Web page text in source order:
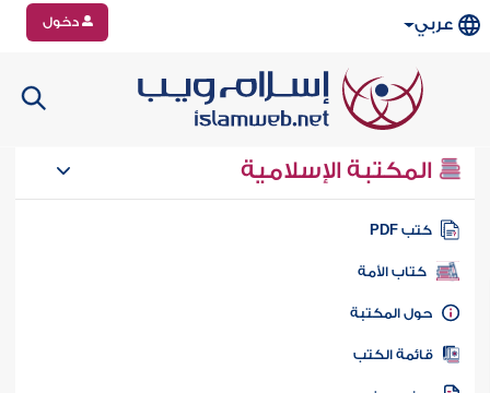
عربي دخول
المكتبة الإسلامية
كتب PDF
كتاب الأمة
المكتبة